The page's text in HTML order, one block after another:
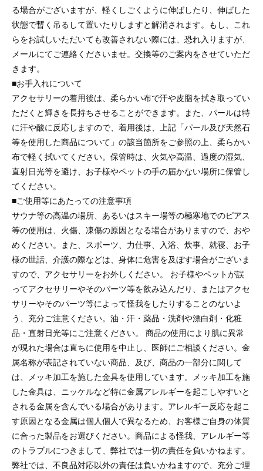
る場合がございますが、軽くしごくように伸ばしたり、伸ばした
状態で暫く吊るして置いたりしますと解消されます。もし、これ
らをお試しいただいても改善されない際には、恐れ入りますが、
メールにてご連絡くださいませ。交換等のご案内をさせていただ
きます。
■お手入れについて
アクセサリーの着用後は、柔らかい布で汗や皮脂を拭き取ってい
ただくと輝きを長持ちさせることができます。また、パールは特
に汗や酸に反応しますので、着用後は、上記「パール及び天然石
等を使用した商品について」の該当箇所をご参照の上、柔らかい
布で軽く拭いてください。保管時は、火気や高温、過度の湿気、
直射日光等を避け、お子様やペットの手の届かない場所に保管し
てください。
■ご使用等にあたっての注意事項
サウナ等の高温の場所、あるいはスキー場等の極寒地でのピアス
等の使用は、火傷、凍傷の原因となる場合がありますので、おや
めください。また、スポーツ、力仕事、入浴、炊事、就寝、お子
様の世話、介護の際などは、身体に危害を及ぼす場合がございま
すので、アクセサリーをお外しください。 お子様やペットが誤
ってアクセサリーやそのパーツ等を飲み込んだり、またはアクセ
サリーやそのパーツ等によって怪我をしたりすることのないよ
う、充分ご注意ください。油・汗・薬品・洗剤や漂白剤・化粧
品・直射日光等にご注意ください。 商品の使用により肌に異常
が現れた場合は直ちに使用を中止し、医師にご相談ください。金
属名称が表記されていない商品、及び、商品の一部分に関して
は、メッキ加工を施した金具を使用しています。メッキ加工を施
した金具は、ニッケルなど特に金属アレルギーを起こしやすいと
される金属を含んでいる場合があります。アレルギー反応を起こ
す原因となる金属は個人個人で異なるため、お客様ご自身の体質
に合った製品をお選びください。商品による怪我、アレルギー等
のトラブルにつきまして、弊社では一切の責任を負いかねます。
弊社では、不良品対応以外の責任は負いかねますので、充分ご理